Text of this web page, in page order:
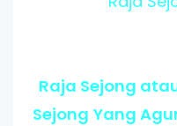
Raja Sejong
Sejong Yang